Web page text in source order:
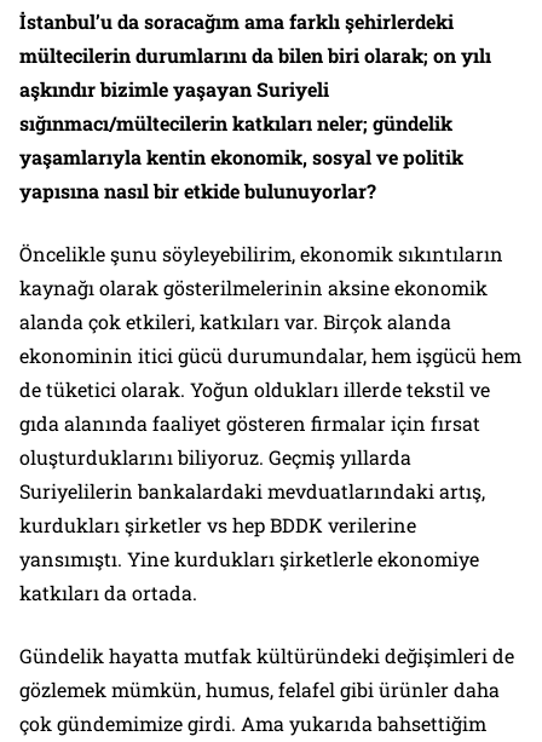
İstanbul’u da soracağım ama farklı şehirlerdeki
mültecilerin durumlarını da bilen biri olarak; on yılı
aşkındır bizimle yaşayan Suriyeli
sığınmacı/mültecilerin katkıları neler; gündelik
yaşamlarıyla kentin ekonomik, sosyal ve politik
yapısına nasıl bir etkide bulunuyorlar?
Öncelikle şunu söyleyebilirim, ekonomik sıkıntıların
kaynağı olarak gösterilmelerinin aksine ekonomik
alanda çok etkileri, katkıları var. Birçok alanda
ekonominin itici gücü durumundalar, hem işgücü hem
de tüketici olarak. Yoğun oldukları illerde tekstil ve
gıda alanında faaliyet gösteren firmalar için fırsat
oluşturduklarını biliyoruz. Geçmiş yıllarda
Suriyelilerin bankalardaki mevduatlarındaki artış,
kurdukları şirketler vs hep BDDK verilerine
yansımıştı. Yine kurdukları şirketlerle ekonomiye
katkıları da ortada.
Gündelik hayatta mutfak kültüründeki değişimleri de
gözlemek mümkün, humus, felafel gibi ürünler daha
çok gündemimize girdi. Ama yukarıda bahsettiğim